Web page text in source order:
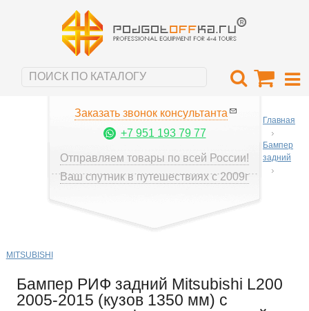
Заказать звонок консультанта
+7 951 193 79 77
Отправляем товары по всей России!
Ваш спутник в путешествиях с 2009г
Главная
Бампер
задний
MITSUBISHI
Бампер РИФ задний Mitsubishi L200
2005-2015 (кузов 1350 мм) с